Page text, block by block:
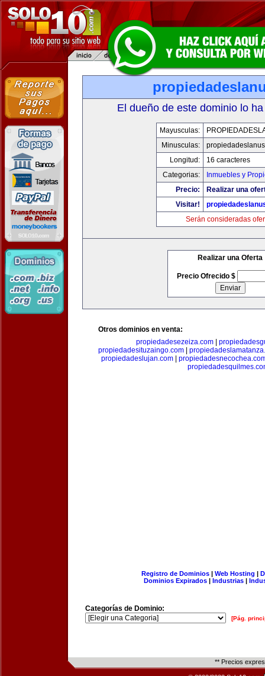
El dueño de este dominio lo
Mayusculas:
Minusculas:
Longitud:
16 caracteres
Categorias:
Inmuebles y
Precio:
Realizar una
Visitar!
Serán consideradas
Realizar una Oferta
Precio Ofrecido $
Otros dominios en venta:
propiedadesezeiza.com|
propiedadesituzaingo.com
propiedadeslujan.com|
Registro de Dominios| Web Hosting |
Dominios Expirados | Industrias |
Categorías de Dominio:
[Pág.
** Precios